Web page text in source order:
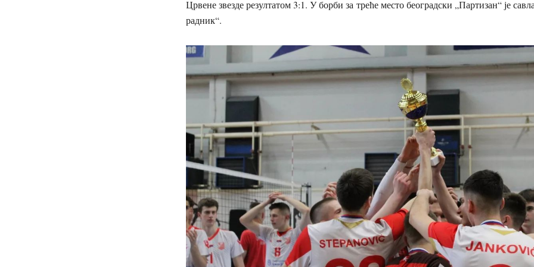
Црвене звезде резултатом 3:1. У борби за треће место београдски „Партизан“ је
радник“.